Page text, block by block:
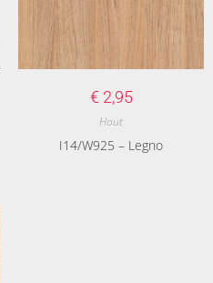
€ 2,95
Hout
I14/W925 – Legno